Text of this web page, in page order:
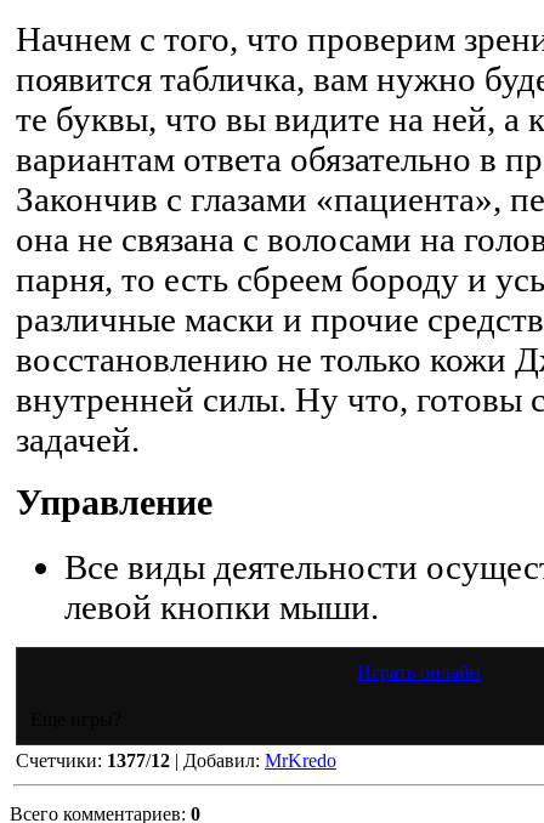
Начнем с того, что проверим
появится табличка, вам нужно
те буквы, что вы видите на ней, а
вариантам ответа обязательно в
Закончив с глазами «пациента»,
она не связана с волосами на
парня, то есть сбреем бороду и
различные маски и прочие
восстановлению не только кожи
внутренней силы. Ну что, готовы
задачей.
Управление
Все виды деятельности
левой кнопки мыши.
Играть онлайн
Счетчики: 1377/12 | Добавил: MrKredo
Всего комментариев: 0